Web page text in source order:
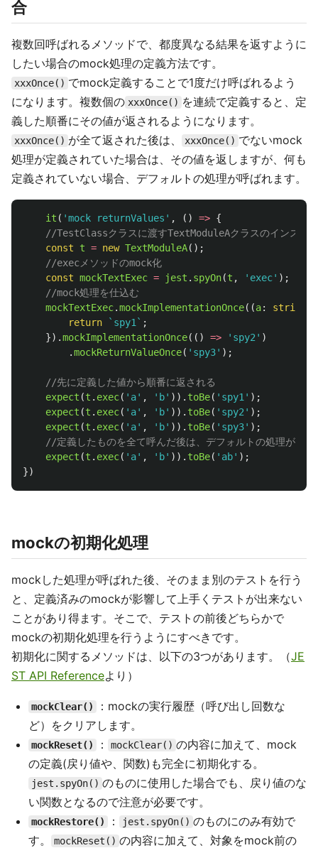
合
複数回呼ばれるメソッドで、都度異なる結果を返すように
したい場合のmock処理の定義方法です。
xxxOnce() でmock定義することで1度だけ呼ばれるよう
になります。複数個の xxxOnce() を連続で定義すると、定
義した順番にその値が返されるようになります。
xxxOnce() が全て返された後は、 xxxOnce() でないmock
処理が定義されていた場合は、その値を返しますが、何も
定義されていない場合、デフォルトの処理が呼ばれます。
it ( 'mock returnValues ' , () => {
//TestClassクラスに渡すTextModuleAクラスのインスタ
const
t = new TextModuleA();
//execメソッドのmock化
const mockTextExec = jest . spyOn(t , ' exec' );
//mock処理を仕込む
mockTextExec.mockImplementationOnce((a: string
return
`spy1` ;
}).mockImplementationOnce(() => ' spy2 ' )
.mockReturnValueOnce( ' spy3' );
//先に定義した値から順番に返される
expect (t . exec( ' a' , ' b' )). toBe( ' spy1 ' );
expect (t . exec( ' a' , ' b' )). toBe( ' spy2 ' );
expect (t . exec( ' a' , ' b' )). toBe( ' spy3' );
//定義したものを全て呼んだ後は、デフォルトの処理が呼ば
expect (t . exec( ' a' , ' b' )). toBe( ' ab' );
})
mockの初期化処理
mockした処理が呼ばれた後、そのまま別のテストを行う
と、定義済みのmockが影響して上手くテストが出来ない
ことがあり得ます。そこで、テストの前後どちらかで
mockの初期化処理を行うようにすべきです。
初期化に関するメソッドは、以下の3つがあります。（JE
ST API Referenceより）
mockClear()
：mockの実行履歴（呼び出し回数な
ど）をクリアします。
mockReset() ： mockClear() の内容に加えて、mock
の定義(戻り値や、関数)も完全に初期化する。
jest.spyOn() のものに使用した場合でも、戻り値のな
い関数となるので注意が必要です。
mockRestore() ： jest.spyOn() のものにのみ有効で
す。
mockReset() の内容に加えて、対象をmock前の